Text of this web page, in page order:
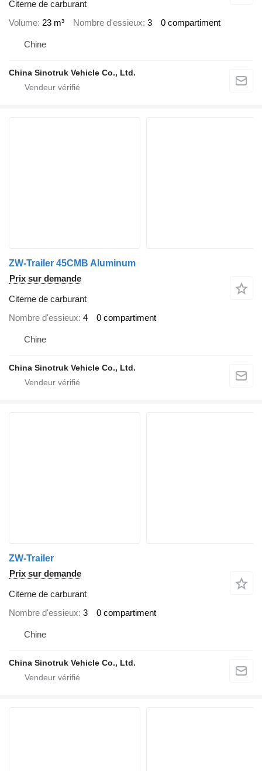
Citerne de carburant
Volume 23 m³ Nombre d'essieux 3 0 compartiment
Chine
China Sinotruk Vehicle Co., Ltd.
ZW-Trailer 45CMB Aluminum
Prix sur demande
Citerne de carburant
Nombre d'essieux 4 0 compartiment
Chine
China Sinotruk Vehicle Co., Ltd.
ZW-Trailer
Prix sur demande
Citerne de carburant
Nombre d'essieux 3 0 compartiment
Chine
China Sinotruk Vehicle Co., Ltd.